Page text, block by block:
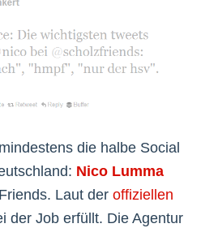
die halbe Social
Nico Lumma
Laut der offiziellen
der Job erfüllt. Die Agentur